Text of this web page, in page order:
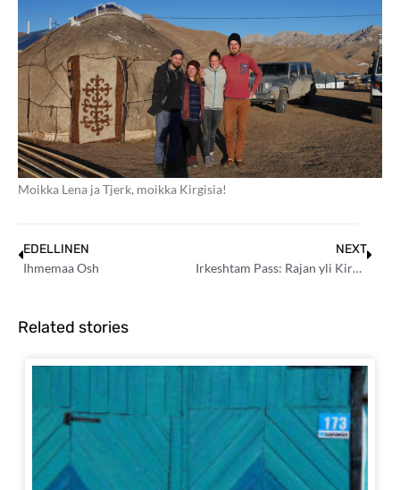
Moikka Lena ja Tjerk, moikka Kirgisia!
EDELLINEN
Ihmemaa Osh
NEXT
Irkeshtam Pass: Rajan yli Kirgisiasta Kiinaan
Related stories